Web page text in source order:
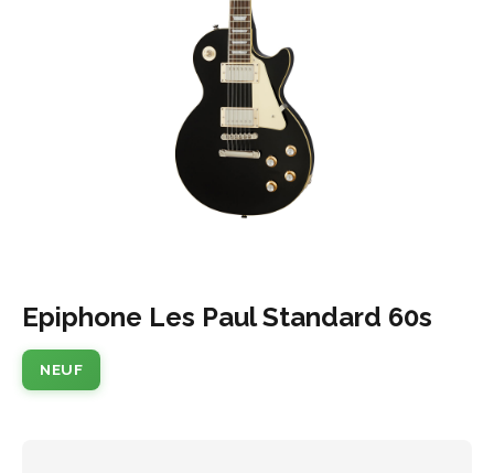
Epiphone Les Paul Standard 60s
NEUF